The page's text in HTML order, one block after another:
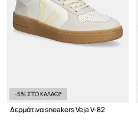
-5% ΣΤΟ ΚΑΛΑΘΙ*
Δερμάτινα sneakers Veja V-82